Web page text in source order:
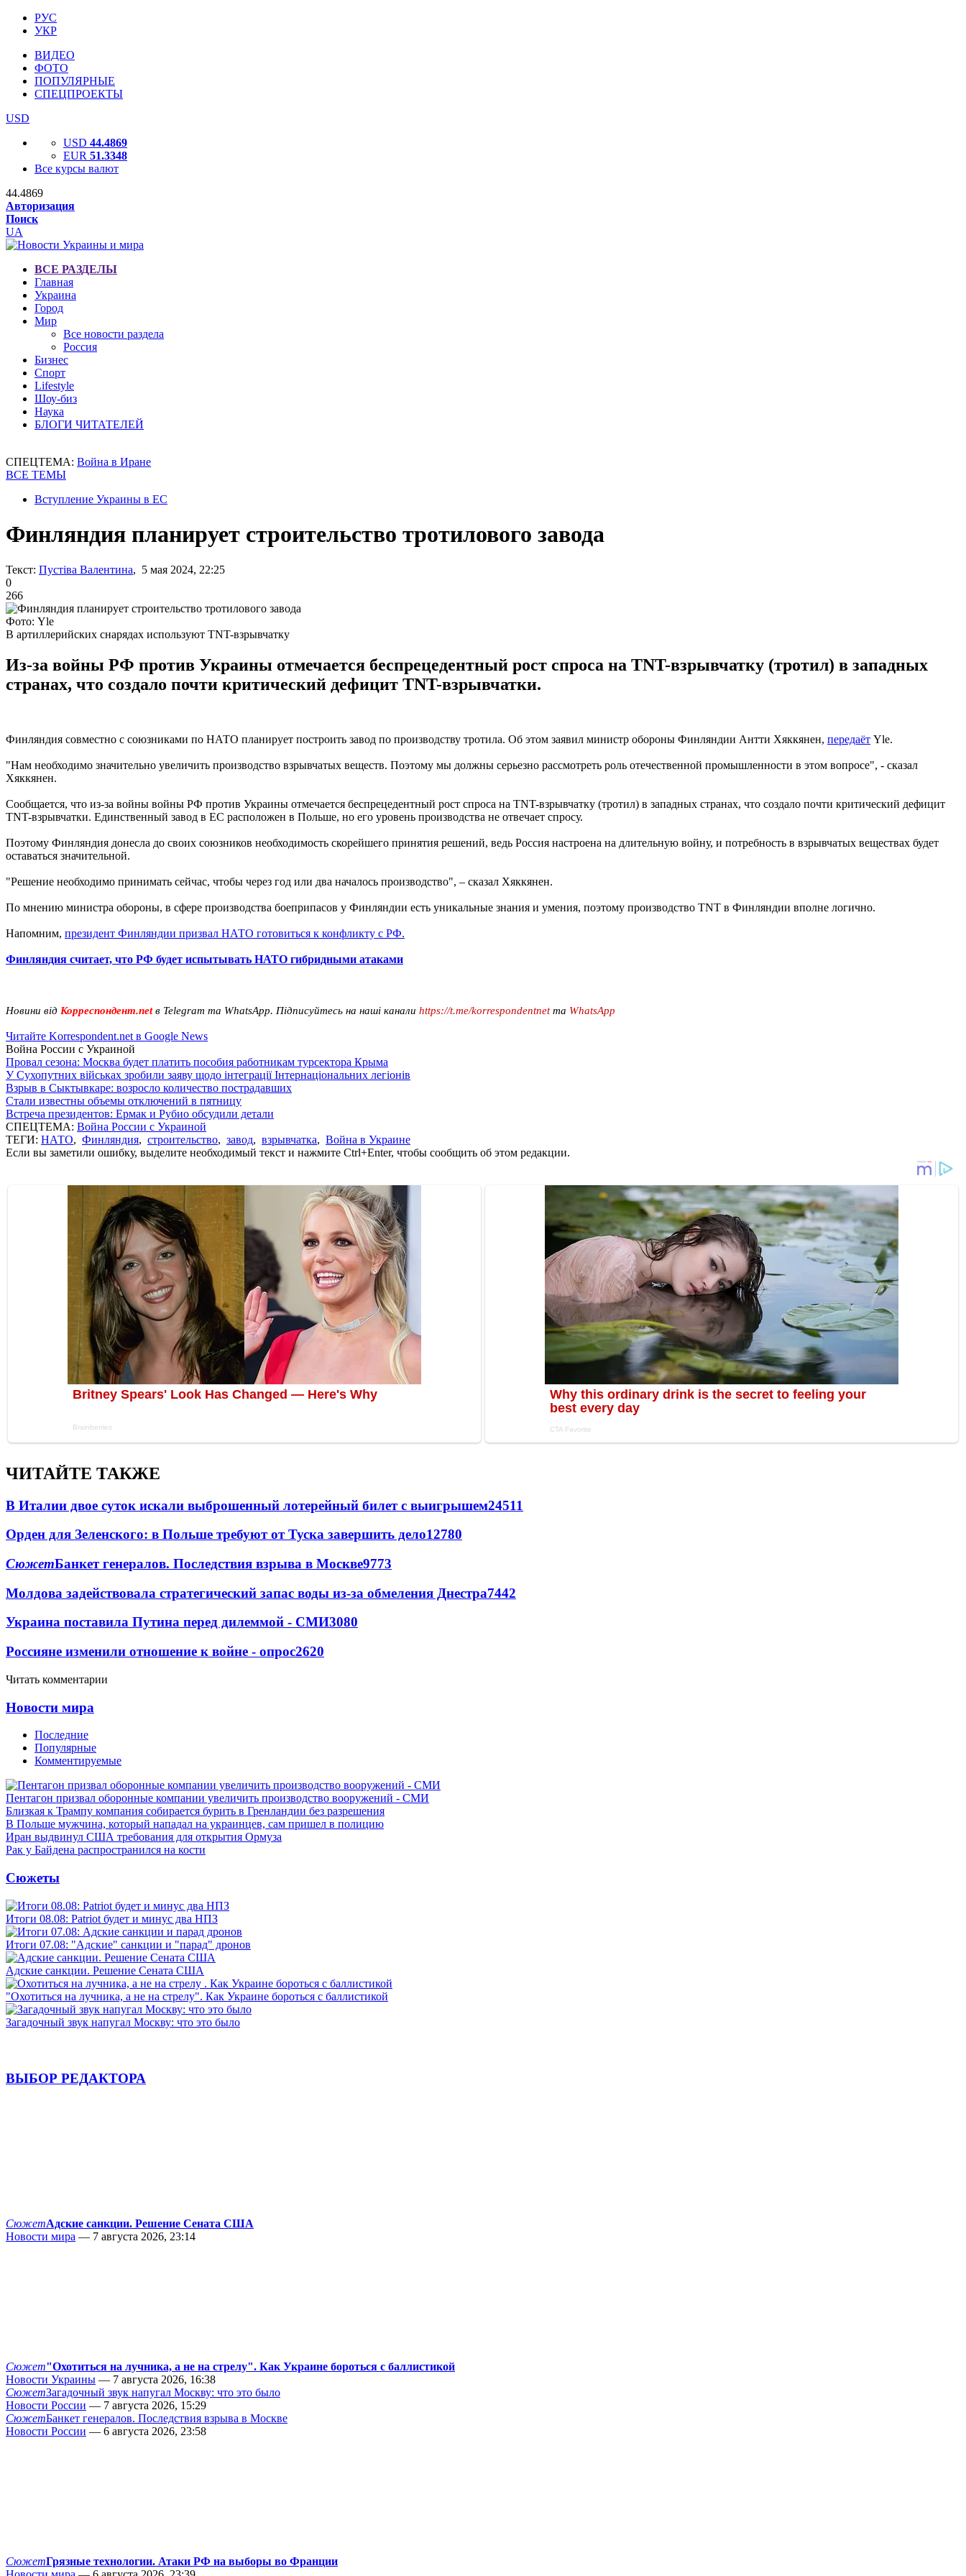
РУС
УКР
ВИДЕО
ФОТО
ПОПУЛЯРНЫЕ
СПЕЦПРОЕКТЫ
USD
USD 44.4869
EUR 51.3348
Все курсы валют
44.4869
Авторизация
Поиск
UA
ВСЕ РАЗДЕЛЫ
Главная
Украина
Город
Мир
Все новости раздела
Россия
Бизнес
Спорт
Lifestyle
Шоу-биз
Наука
БЛОГИ ЧИТАТЕЛЕЙ
СПЕЦТЕМА: Война в Иране
ВСЕ ТЕМЫ
Вступление Украины в ЕС
Финляндия планирует строительство тротилового завода
Текст: Пустіва Валентина, 5 мая 2024, 22:25
0
266
Фото: Yle
В артиллерийских снарядах используют TNT-взрывчатку
Из-за войны РФ против Украины отмечается беспрецедентный рост спроса на TNT-взрывчатку (тротил) в западных
странах, что создало почти критический дефицит TNT-взрывчатки.
Финляндия совместно с союзниками по НАТО планирует построить завод по производству тротила. Об этом заявил министр обороны Финляндии Антти Хяккянен, передаёт Yle.
"Нам необходимо значительно увеличить производство взрывчатых веществ. Поэтому мы должны серьезно рассмотреть роль отечественной промышленности в этом вопросе", - сказал
Хяккянен.
Сообщается, что из-за войны войны РФ против Украины отмечается беспрецедентный рост спроса на TNT-взрывчатку (тротил) в западных странах, что создало почти критический дефицит
TNT-взрывчатки. Единственный завод в ЕС расположен в Польше, но его уровень производства не отвечает спросу.
Поэтому Финляндия донесла до своих союзников необходимость скорейшего принятия решений, ведь Россия настроена на длительную войну, и потребность в взрывчатых веществах будет
оставаться значительной.
"Решение необходимо принимать сейчас, чтобы через год или два началось производство", – сказал Хяккянен.
По мнению министра обороны, в сфере производства боеприпасов у Финляндии есть уникальные знания и умения, поэтому производство TNT в Финляндии вполне логично.
Напомним, президент Финляндии призвал НАТО готовиться к конфликту с РФ.
Финляндия считает, что РФ будет испытывать НАТО гибридными атаками
Новини від Корреспондент.netв Telegram та WhatsApp. Підписуйтесь на наші канали https://t.me/korrespondentnetта WhatsApp
Читайте Korrespondent.net в Google News
Война России с Украиной
Провал сезона: Москва будет платить пособия работникам турсектора Крыма
У Сухопутних військах зробили заяву щодо інтеграції Інтернаціональних легіонів
Взрыв в Сыктывкаре: возросло количество пострадавших
Стали известны объемы отключений в пятницу
Встреча президентов: Ермак и Рубио обсудили детали
СПЕЦТЕМА: Война России с Украиной
ТЕГИ: НАТО, Финляндия, строительство, завод, взрывчатка, Война в Украине
Если вы заметили ошибку, выделите необходимый текст и нажмите Ctrl+Enter, чтобы сообщить об этом редакции.
ЧИТАЙТЕ ТАКЖЕ
В Италии двое суток искали выброшенный лотерейный билет с выигрышем24511
Орден для Зеленского: в Польше требуют от Туска завершить дело12780
СюжетБанкет генералов. Последствия взрыва в Москве9773
Молдова задействовала стратегический запас воды из-за обмеления Днестра7442
Украина поставила Путина перед дилеммой - СМИ3080
Россияне изменили отношение к войне - опрос2620
Читать комментарии
Новости мира
Последние
Популярные
Комментируемые
Пентагон призвал оборонные компании увеличить производство вооружений - СМИ
Близкая к Трампу компания собирается бурить в Гренландии без разрешения
В Польше мужчина, который нападал на украинцев, сам пришел в полицию
Иран выдвинул США требования для открытия Ормуза
Рак у Байдена распространился на кости
Сюжеты
Итоги 08.08: Patriot будет и минус два НПЗ
Итоги 07.08: "Адские" санкции и "парад" дронов
Адские санкции. Решение Сената США
"Охотиться на лучника, а не на стрелу". Как Украине бороться с баллистикой
Загадочный звук напугал Москву: что это было
ВЫБОР РЕДАКТОРА
СюжетАдские санкции. Решение Сената США
Новости мира — 7 августа 2026, 23:14
Сюжет"Охотиться на лучника, а не на стрелу". Как Украине бороться с баллистикой
Новости Украины — 7 августа 2026, 16:38
СюжетЗагадочный звук напугал Москву: что это было
Новости России — 7 августа 2026, 15:29
СюжетБанкет генералов. Последствия взрыва в Москве
Новости России — 6 августа 2026, 23:58
СюжетГрязные технологии. Атаки РФ на выборы во Франции